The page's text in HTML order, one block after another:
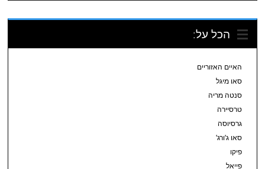
הכל על:
האיים האזוריים
סאו מיגל
סנטה מריה
טרסיירה
גרסיוסה
סאו ג'ורג'
פיקו
פייאל